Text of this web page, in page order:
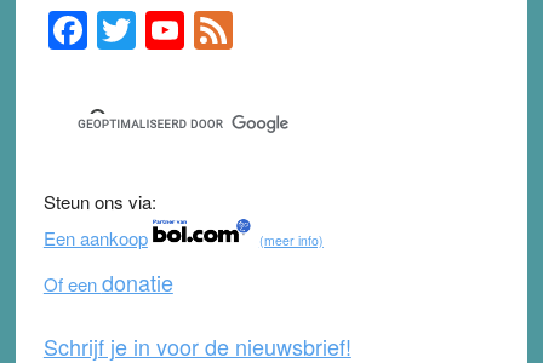
Primary
Sidebar
F
a
c
e
b
o
o
k
T
wi
tt
er
Y
o
u
T
b
e
F
e
d
Steun ons via:
Een aankoop
(meer info)
Of eendonatie
Schrijf je in voor de nieuwsbrief!